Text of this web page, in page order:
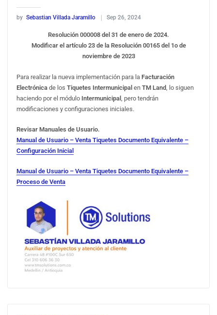
by Sebastian Villada Jaramillo Sep 26, 2024
Resolución 000008 del 31 de enero de 2024.
Modificar el artículo 23 de la Resolución 00165 del 1o de
noviembre de 2023
Para realizar la nueva implementación para la Facturación
Electrónicade los Tiquetes Intermunicipalen TM Land, lo siguen
haciendo por el módulo Intermunicipal, pero tendrán
modificaciones y configuraciones iniciales.
Revisar Manuales de Usuario.
Manual de Usuario – Venta Tiquetes Documento Equivalente –
Configuración Inicial
Manual de Usuario – Venta Tiquetes Documento Equivalente –
Proceso de Venta